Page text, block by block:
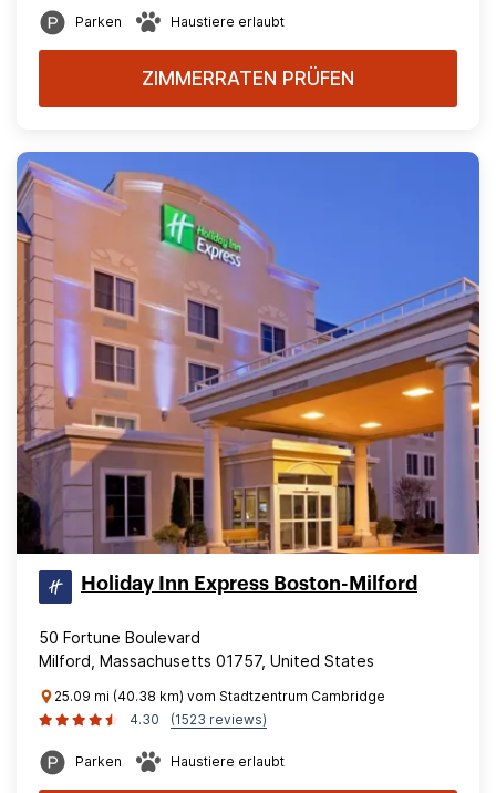
Parken Haustiere erlaubt
ZIMMERRATEN PRÜFEN
Holiday Inn Express Boston-Milford
50 Fortune Boulevard
Milford, Massachusetts 01757, United States
25.09 mi (40.38 km) vom Stadtzentrum Cambridge
4.30
(1523 reviews)
Parken Haustiere erlaubt